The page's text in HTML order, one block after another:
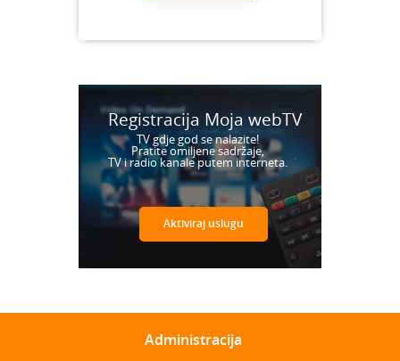
Registracija Moja webTV
TV gdje god se nalazite!
Pratite omiljene sadržaje,
TV i radio kanale putem interneta.
Aktiviraj uslugu
Administracija